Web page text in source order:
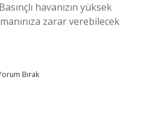
havanızın yüksek
zarar verebilecek
Bırak